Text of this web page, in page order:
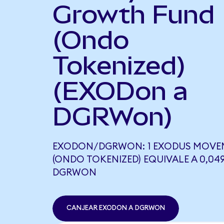
Growth Fund
(Ondo
Tokenized)
(EXODon a
DGRWon)
EXODON/DGRWON: 1 EXODUS
(ONDO TOKENIZED) EQUIVALE A
DGRWON
CANJEAR EXODON A DGRWON